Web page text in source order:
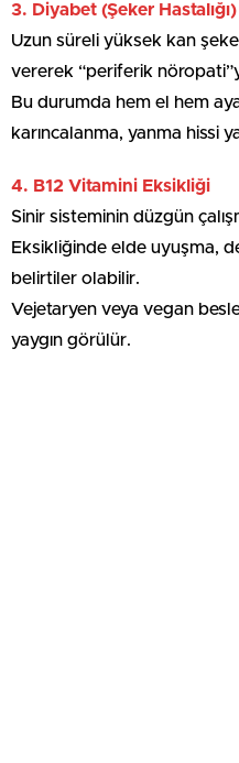
3. Diyabet (Şeker Hastalığı)
Uzun süreli yüksek kan
vererek “periferik
Bu durumda hem el hem
karıncalanma, yanma hissi
4. B12 Vitamini Eksikliği
Sinir sisteminin düzgün
Eksikliğinde elde uyuşma,
belirtiler olabilir.
Vejetaryen veya vegan
yaygın görülür.